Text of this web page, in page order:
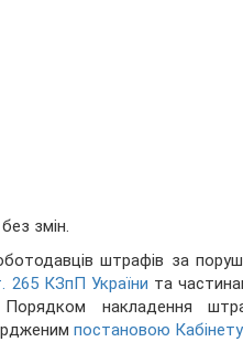
змін.
штрафів за
265 КЗпП України та
накладення
постановою Кабінету